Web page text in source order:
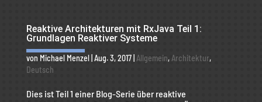
Reaktive Architekturen mit RxJava Teil 1:
Grundlagen Reaktiver Systeme
von Michael Menzel| Aug. 3, 2017| Allgemein, Architektur,
Deutsch
Dies ist Teil 1 einer Blog-Serie über reaktive